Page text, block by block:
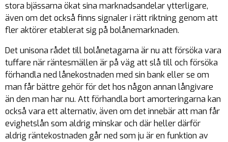
stora bjässarna ökat sina marknadsandelar ytterligare,
även om det också finns signaler i rätt riktning genom att
fler aktörer etablerat sig på bolånemarknaden.
Det unisona rådet till bolånetagarna är nu att försöka vara
tuffare när räntesmällen är på väg att slå till och försöka
förhandla ned lånekostnaden med sin bank eller se om
man får bättre gehör för det hos någon annan långivare
än den man har nu. Att förhandla bort amorteringarna kan
också vara ett alternativ, även om det innebär att man får
evighetslån som aldrig minskar och där heller därför
aldrig räntekostnaden går ned som ju är en funktion av